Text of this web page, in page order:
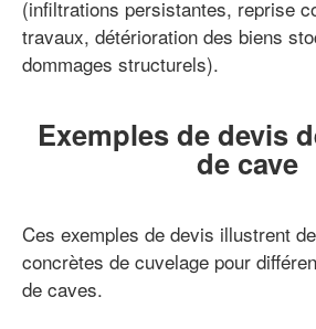
(infiltrations persistantes, reprise
travaux, détérioration des biens
dommages structurels).
Exemples de devis
de cave
Ces exemples de devis illustrent
concrètes de cuvelage pour
de caves.